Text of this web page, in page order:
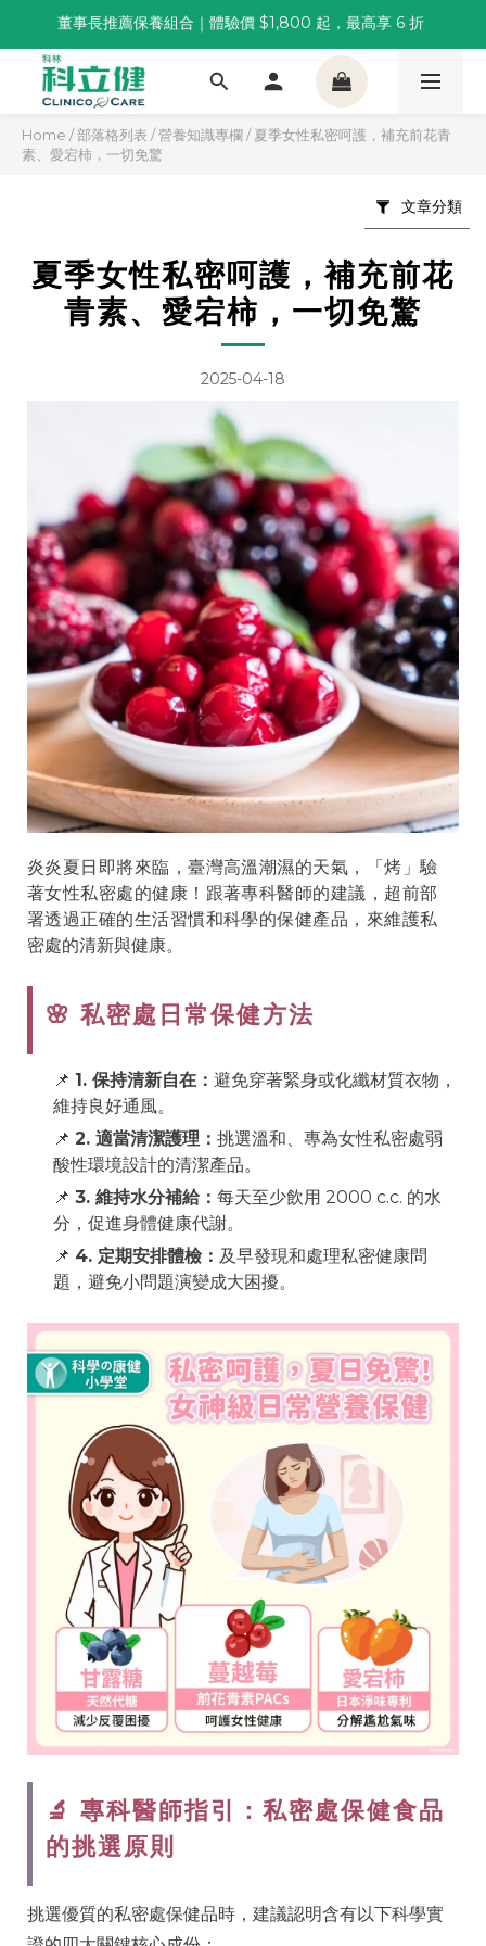
董事長推薦保養組合｜體驗價 $1,800 起，最高享 6 折
科林 40 週年 6 重賞｜單筆滿一萬送住宿券，滿兩千再抽
🌙覺好眠全新升級 | 10入體驗組限時$359，感受放鬆入睡
董事長推薦保養組合｜體驗價 $1,800 起，最高享 6 折
Home /部落格列表 /營養知識專欄/夏季女性私密呵護，補充前花青
素、愛宕柿，一切免驚
文章分類
夏季女性私密呵護，補充前花
青素、愛宕柿，一切免驚
2025-04-18
炎炎夏日即將來臨，臺灣高溫潮濕的天氣，「烤」驗
著女性私密處的健康！跟著專科醫師的建議，超前部
署透過正確的生活習慣和科學的保健產品，來維護私
密處的清新與健康。
🌸 私密處日常保健方法
📌 1. 保持清新自在： 避免穿著緊身或化纖材質衣物，
維持良好通風。
📌 2. 適當清潔護理： 挑選溫和、專為女性私密處弱
酸性環境設計的清潔產品。
📌 3. 維持水分補給： 每天至少飲用 2000 c.c. 的水
分，促進身體健康代謝。
📌 4. 定期安排體檢： 及早發現和處理私密健康問
題，避免小問題演變成大困擾。
🔬 專科醫師指引：私密處保健食品
的挑選原則
挑選優質的私密處保健品時，建議認明含有以下科學實